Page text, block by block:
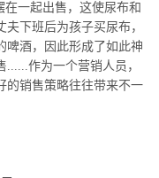
一起出售，这使尿布和
下班后为孩子买尿布，
啤酒，因此形成了如此神
作为一个营销人员，
的销售策略往往带来不一